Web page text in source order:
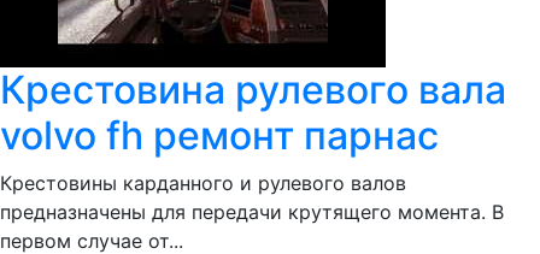
Крестовина рулевого вала
volvo fh ремонт парнас
Крестовины карданного и рулевого валов
предназначены для передачи крутящего момента. В
первом случае от...